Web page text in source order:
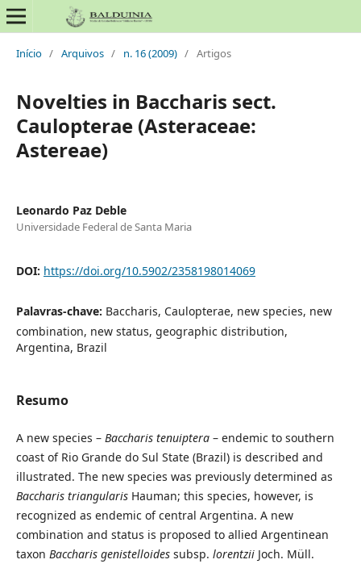
Início / Arquivos / n. 16 (2009) / Artigos
Novelties in Baccharis sect.
Caulopterae (Asteraceae:
Astereae)
Leonardo Paz Deble
Universidade Federal de Santa Maria
DOI: https://doi.org/10.5902/2358198014069
Palavras-chave: Baccharis, Caulopterae, new species, new
combination, new status, geographic distribution,
Argentina, Brazil
Resumo
A new species – Baccharis tenuiptera– endemic to southern
coast of Rio Grande do Sul State (Brazil) is described and
illustrated. The new species was previously determined as
Baccharis triangularisHauman; this species, however, is
recognized as endemic of central Argentina. A new
combination and status is proposed to allied Argentinean
taxon Baccharis genistelloidessubsp. lorentziiJoch. Müll.